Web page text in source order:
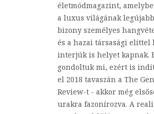
életmódmagazint,
a luxus világának
bizony személyes
és a hazai társasági elittel
interjúk is helyet kapnak.
gondoltuk mi, ezért is
el 2018 tavaszán a The
Review-t - akkor még
urakra fazonírozva. A